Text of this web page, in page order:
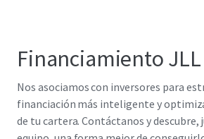
Financiamiento JLL
Nos asociamos con inversores para
financiación más inteligente y
de tu cartera. Contáctanos y